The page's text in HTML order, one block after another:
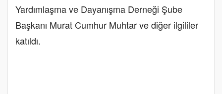
Yardımlaşma ve Dayanışma Derneği Şube
Başkanı Murat Cumhur Muhtar ve diğer ilgililer
katıldı.